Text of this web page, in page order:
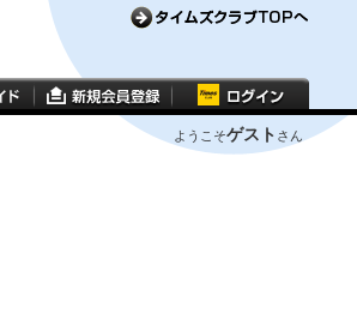
ようこそゲスト さん